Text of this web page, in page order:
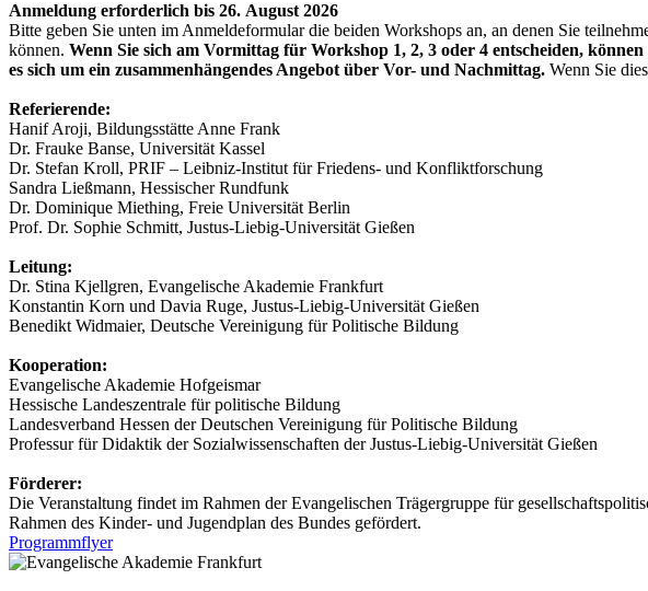
Anmeldung erforderlich bis 26. August 2026
Bitte geben Sie unten im Anmeldeformular die beiden Workshops an, an denen Sie
können. Wenn Sie sich am Vormittag für Workshop 1, 2, 3 oder 4 entscheiden,
es sich um ein zusammenhängendes Angebot über Vor- und Nachmittag. Wenn Sie
Referierende:
Hanif Aroji, Bildungsstätte Anne Frank
Dr. Frauke Banse, Universität Kassel
Dr. Stefan Kroll, PRIF – Leibniz-Institut für Friedens- und Konfliktforschung
Sandra Ließmann, Hessischer Rundfunk
Dr. Dominique Miething, Freie Universität Berlin
Prof. Dr. Sophie Schmitt, Justus-Liebig-Universität Gießen
Leitung:
Dr. Stina Kjellgren, Evangelische Akademie Frankfurt
Konstantin Korn und Davia Ruge, Justus-Liebig-Universität Gießen
Benedikt Widmaier, Deutsche Vereinigung für Politische Bildung
Kooperation:
Evangelische Akademie Hofgeismar
Hessische Landeszentrale für politische Bildung
Landesverband Hessen der Deutschen Vereinigung für Politische Bildung
Professur für Didaktik der Sozialwissenschaften der Justus-Liebig-Universität Gießen
Förderer:
Die Veranstaltung findet im Rahmen der Evangelischen Trägergruppe für
Rahmen des Kinder- und Jugendplan des Bundes gefördert.
Programmflyer